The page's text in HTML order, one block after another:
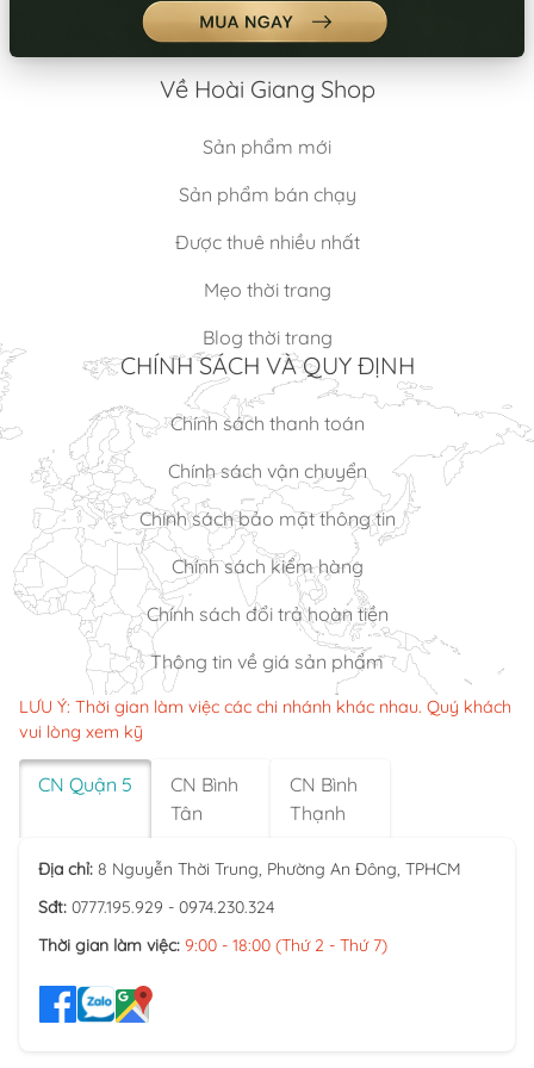
Về Hoài Giang Shop
Sản phẩm mới
Sản phẩm bán chạy
Được thuê nhiều nhất
Mẹo thời trang
Blog thời trang
CHÍNH SÁCH VÀ QUY ĐỊNH
Chính sách thanh toán
Chính sách vận chuyển
Chính sách bảo mật thông tin
Chính sách kiểm hàng
Chính sách đổi trả hoàn tiền
Thông tin về giá sản phẩm
LƯU Ý: Thời gian làm việc các chi nhánh khác nhau. Quý khách
vui lòng xem kỹ
CN Quận 5
CN Bình
Tân
CN Bình
Thạnh
Địa chỉ: 8 Nguyễn Thời Trung, Phường An Đông, TPHCM
Sđt: 0777.195.929 - 0974.230.324
Thời gian làm việc: 9:00 - 18:00 (Thứ 2 - Thứ 7)